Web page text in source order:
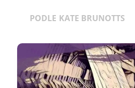
PODLE KATE BRUNOTTS